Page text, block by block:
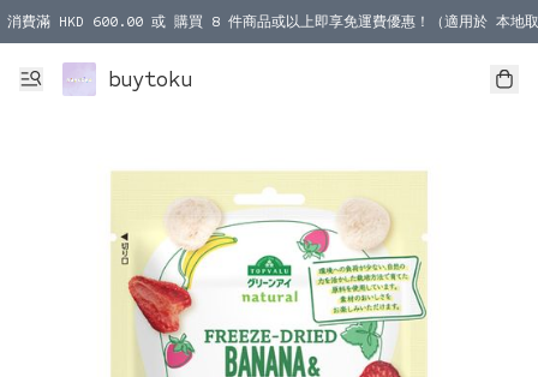
消費滿 HKD 600.00 或 購買 8 件商品或以上即享免運費優惠！（適用於 本地
消費滿 HKD 1000.00 或 購買 100 件商品或以上即享免運費優惠！（適用於
buytoku